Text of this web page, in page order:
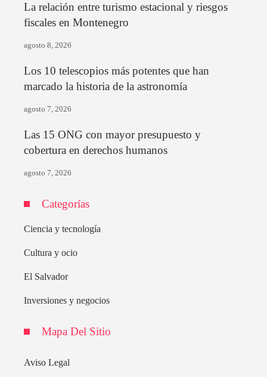
La relación entre turismo estacional y riesgos
fiscales en Montenegro
agosto 8, 2026
Los 10 telescopios más potentes que han
marcado la historia de la astronomía
agosto 7, 2026
Las 15 ONG con mayor presupuesto y
cobertura en derechos humanos
agosto 7, 2026
Categorías
Ciencia y tecnología
Cultura y ocio
El Salvador
Inversiones y negocios
Mapa Del Sitio
Aviso Legal